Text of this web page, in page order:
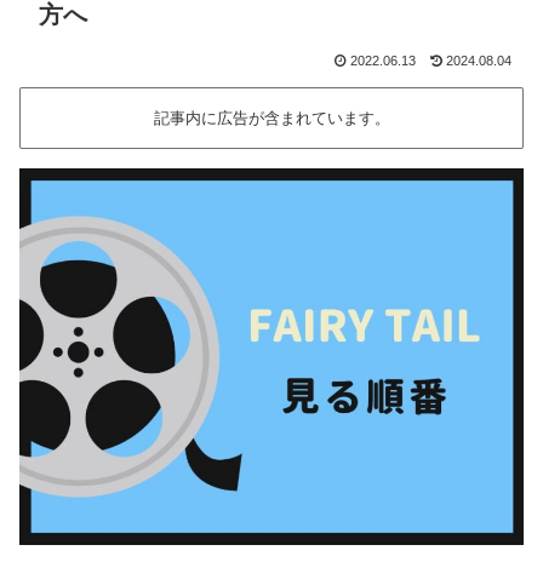
方へ
2022.06.13 2024.08.04
記事内に広告が含まれています。